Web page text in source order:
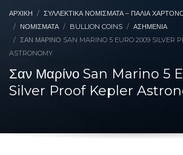
ΑΡΧΙΚΉ
ΣΥΛΛΕΚΤΙΚΆ ΝΟΜΊΣΜΑΤΑ – ΠΑΛΙΆ
ΝΟΜΙΣΜΑΤΑ
BULLION COINS
ΑΣΗΜΈΝΙΑ
ΣΑΝ ΜΑΡΊΝΟ SAN MARINO 5 EURO 2009 SILVER
ASTRONOMY
Σαν Μαρίνο San Marino 5
Silver Proof Kepler